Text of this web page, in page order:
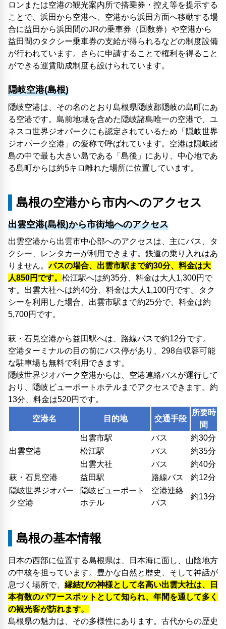
ロンまたは空港の観光案内所で搭乗券・控え等を提示する
ことで、浜田から空港へ、空港から浜田方面へ移動する場
合に益田から浜田間のJRの乗車券（回数券）や空港から
益田間のタクシー乗車券の支給が得られるなどの制度設備
が行われています。さらに申請することで権利を得ること
ができる運賃助成制度も設けられています。
隠岐空港(島根)
隠岐空港は、その名のとおり島根県隠岐郡隠岐の島町にあ
る空港です。島前地域を含めた隠岐諸島唯一の空港で、ユ
ネスコ世界ジオパークにも認定されているため「隠岐世界
ジオパーク空港」の愛称で呼ばれています。空港は隠岐諸
島の中で最も大きい島である「島後」にあり、中心地であ
る島町からは約5キロ離れた場所に位置しています。
島根の空港から市内へのアクセス
出雲空港(島根)から市街地へのアクセス
出雲空港から出雲市中心部へのアクセスは、主にバス、タ
クシー、レンタカーが利用できます。鉄道の乗り入れはあ
りません。バスの場合、出雲市駅まで約30分、料金は大
人850円です。 松江駅へは約35分、料金は大人1,300円で
す。出雲大社へは約40分、料金は大人1,100円です。タク
シーを利用した場合、出雲市駅まで約25分で、料金は約
5,700円です。
萩・石見空港から益田駅へは、路線バスで約12分です。
空港ターミナルの目の前にバス停があり、298台収容可能
な駐車場も無料で利用できます。
隠岐世界ジオパーク空港からは、空港連絡バスが運行して
おり、隠岐ビューポートホテルまでアクセスできます。約
13分、料金は520円です。
空港名 目的地 交通手段
所要時
間
出雲空港
出雲市駅 バス
約30分
松江駅
バス
約35分
出雲大社
バス
約40分
萩・石見空港
益田駅 路線バス
約12分
隠岐世界ジオパー
ク空港
隠岐ビューポート
ホテル
空港連絡
バス
約13分
島根の基本情報
日本の西部に位置する島根県は、日本海に面し、山陰地方
の中核を担っています。豊かな自然と歴史、そして神話が
息づく場所で、 縁結びの神様として名高い出雲大社は、日
本有数のパワースポットとして知られ、年間を通して多く
の観光客が訪れます。
島根県の魅力は、その多様性にあります。古代からの歴史